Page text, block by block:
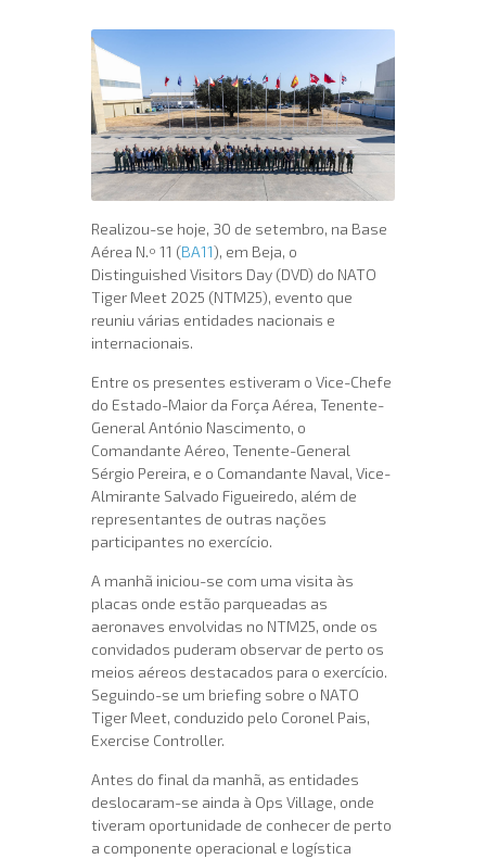
Realizou-se hoje, 30 de setembro, na Base
Aérea N.º 11 (BA11), em Beja, o
Distinguished Visitors Day (DVD) do NATO
Tiger Meet 2025 (NTM25), evento que
reuniu várias entidades nacionais e
internacionais.
Entre os presentes estiveram o Vice-Chefe
do Estado-Maior da Força Aérea, Tenente-
General António Nascimento, o
Comandante Aéreo, Tenente-General
Sérgio Pereira, e o Comandante Naval, Vice-
Almirante Salvado Figueiredo, além de
representantes de outras nações
participantes no exercício.
A manhã iniciou-se com uma visita às
placas onde estão parqueadas as
aeronaves envolvidas no NTM25, onde os
convidados puderam observar de perto os
meios aéreos destacados para o exercício.
Seguindo-se um briefing sobre o NATO
Tiger Meet, conduzido pelo Coronel Pais,
Exercise Controller.
Antes do final da manhã, as entidades
deslocaram-se ainda à Ops Village, onde
tiveram oportunidade de conhecer de perto
a componente operacional e logística